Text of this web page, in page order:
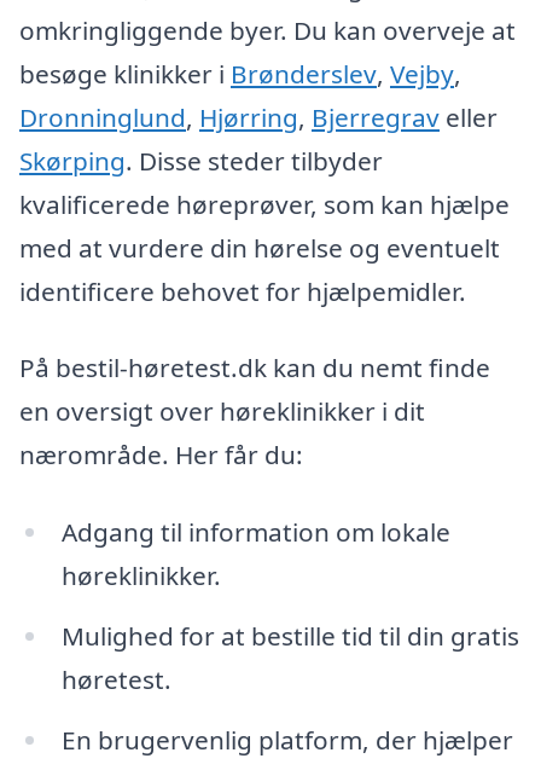
omkringliggende byer. Du kan overveje at
besøge klinikker i Brønderslev, Vejby,
Dronninglund, Hjørring, Bjerregrav eller
Skørping. Disse steder tilbyder
kvalificerede høreprøver, som kan hjælpe
med at vurdere din hørelse og eventuelt
identificere behovet for hjælpemidler.
På bestil-høretest.dk kan du nemt finde
en oversigt over høreklinikker i dit
nærområde. Her får du:
Adgang til information om lokale
høreklinikker.
Mulighed for at bestille tid til din gratis
høretest.
En brugervenlig platform, der hjælper